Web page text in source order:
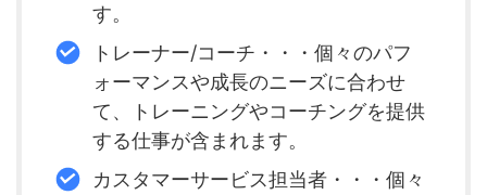
す。
トレーナー/コーチ・・・個々のパフ
ォーマンスや成長のニーズに合わせ
て、トレーニングやコーチングを提供
する仕事が含まれます。
カスタマーサービス担当者・・・個々